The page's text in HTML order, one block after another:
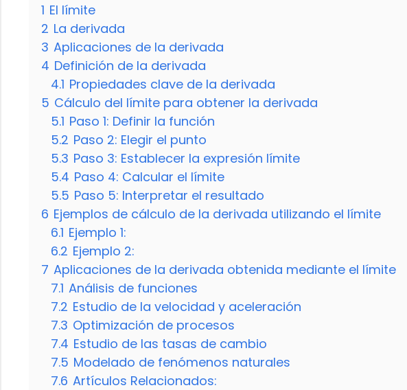
1 El límite
2 La derivada
3 Aplicaciones de la derivada
4 Definición de la derivada
4.1 Propiedades clave de la derivada
5 Cálculo del límite para obtener la derivada
5.1 Paso 1: Definir la función
5.2 Paso 2: Elegir el punto
5.3 Paso 3: Establecer la expresión límite
5.4 Paso 4: Calcular el límite
5.5 Paso 5: Interpretar el resultado
6 Ejemplos de cálculo de la derivada utilizando el límite
6.1 Ejemplo 1:
6.2 Ejemplo 2:
7 Aplicaciones de la derivada obtenida mediante el límite
7.1 Análisis de funciones
7.2 Estudio de la velocidad y aceleración
7.3 Optimización de procesos
7.4 Estudio de las tasas de cambio
7.5 Modelado de fenómenos naturales
7.6 Artículos Relacionados: